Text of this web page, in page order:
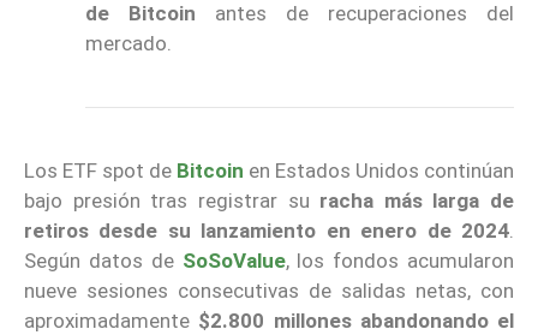
de Bitcoin antes de recuperaciones del
mercado.
Los ETF spot de Bitcoin en Estados Unidos continúan
bajo presión tras registrar su racha más larga de
retiros desde su lanzamiento en enero de 2024.
Según datos de SoSoValue, los fondos acumularon
nueve sesiones consecutivas de salidas netas, con
aproximadamente $2.800 millones abandonando el